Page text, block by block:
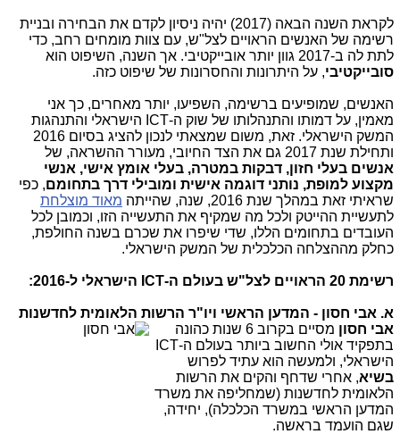
לקראת השנה הבאה (2017) יהיה ניסיון לקדם את הבחירה ובניית
רשימה של האנשים הראויים לצל"ש, עם צוות מומחים רחב, כדי
לתת לה ב-2017 גוון יותר אובייקטיבי. אך השנה, השיפוט הוא
סובייקטיבי, על היתרונות והחסרונות של שיפוט כזה.
האנשים, שמופיעים ברשימה, השפיעו, יותר מאחרים, כך אני
מאמין, על דמותו והתנהלותו של שוק ה-ICT הישראלי והתנהגות
המשק הישראלי. זאת, משום שמצאתי לנכון להציג בסיום 2016
ותחילת שנת 2017 גם את הצד החיובי, מעורר ההשראה, של
אנשים בעלי חזון, דבקות במטרה, בעלי אומץ אישי, אנשי
מקצוע למופת, נותני דוגמה אישית ומובילי דרך בתחומם, כפי
שראיתי זאת במהלך שנת 2016, שנה, שהייתה
מאוד מוצלחת
לתעשיית ההייטק ולכל מה שמקיף את התעשייה הזו, וכמובן לכל
העובדים בתחומים הללו, שדי שיפרו את שכרם בשנה החולפת,
כחלק מההצלחה הכלכלית של המשק הישראלי.
רשימת 20 הראויים לצל"ש בעולם ה-ICT הישראלי ל-2016:
א. אבי חסון - המדען הראשי ויו"ר הרשות הלאומית לחדשנות
אבי חסון
מסיים בקרוב 6 שנות כהונה
בתפקיד אולי החשוב ביותר בעולם ה-ICT
הישראלי, ולמעשה הוא עתיד לפרוש
בשיא, אחרי שדחף והקים את הרשות
הלאומית לחדשנות (שמחליפה את משרד
המדען הראשי במשרד הכלכלה), יחידה,
שגם הועמד בראשה.